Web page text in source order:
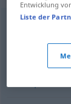
,
Entwicklung
Liste der